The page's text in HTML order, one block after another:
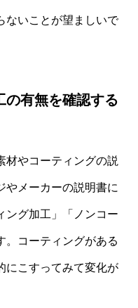
ないことが望ましいで
の有無を確認する
材やコーティングの説
やメーカーの説明書に
ング加工」「ノンコー
。コーティングがある
にこすってみて変化が